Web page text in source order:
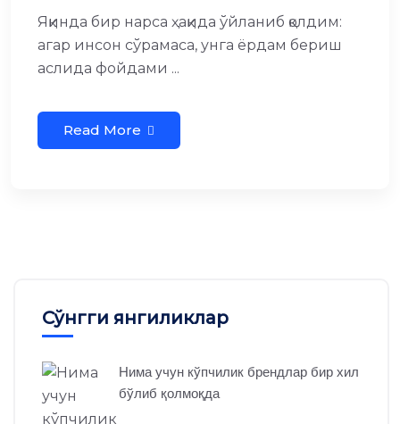
Яқинда бир нарса ҳақида ўйланиб қолдим:
агар инсон сўрамаса, унга ёрдам бериш
аслида фойдами ...
Read More
Сўнгги янгиликлар
Нима учун кўпчилик брендлар бир хил
бўлиб қолмоқда